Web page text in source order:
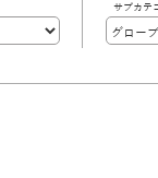
サブカテ